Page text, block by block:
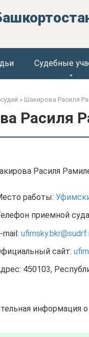
Судебные
» Шакирова Расиля
Расиля
Расиля
работы:
приемной
mail:
сайт:
450103,
информация о